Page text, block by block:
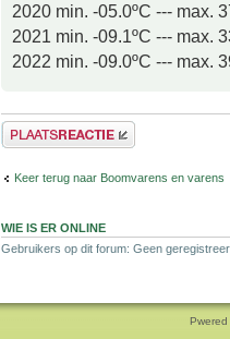
2020 min. -05.0ºC --- max.
2021 min. -09.1ºC --- max.
2022 min. -09.0ºC --- max.
Plaats een reactie
Keer terug naar Boomvarens en varens
WIE IS ER ONLINE
Gebruikers op dit forum: Geen